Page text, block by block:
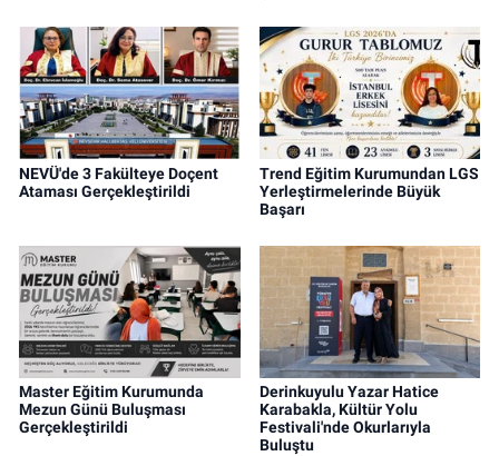
NEVÜ'de 3 Fakülteye Doçent
Ataması Gerçekleştirildi
Trend Eğitim Kurumundan LGS
Yerleştirmelerinde Büyük
Başarı
Master Eğitim Kurumunda
Mezun Günü Buluşması
Gerçekleştirildi
Derinkuyulu Yazar Hatice
Karabakla, Kültür Yolu
Festivali'nde Okurlarıyla
Buluştu